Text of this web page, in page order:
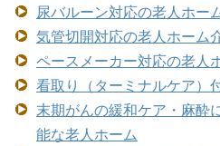
尿バルーン対応の老人ホー
気管切開対応の老人ホーム
ペースメーカー対応の老人
看取り（ターミナルケア）
末期がんの緩和ケア・麻酔
能な老人ホーム